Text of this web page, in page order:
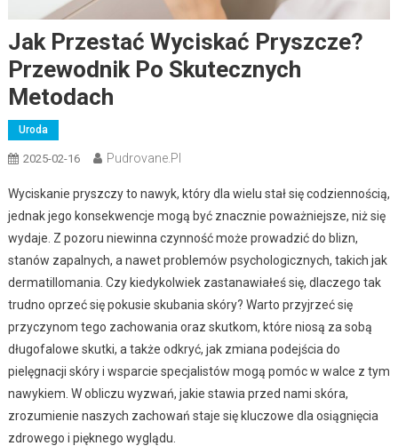
Jak Przestać Wyciskać Pryszcze?
Przewodnik Po Skutecznych
Metodach
Uroda
2025-02-16 Pudrovane.pl
Wyciskanie pryszczy to nawyk, który dla wielu stał się codziennością,
jednak jego konsekwencje mogą być znacznie poważniejsze, niż się
wydaje. Z pozoru niewinna czynność może prowadzić do blizn,
stanów zapalnych, a nawet problemów psychologicznych, takich jak
dermatillomania. Czy kiedykolwiek zastanawiałeś się, dlaczego tak
trudno oprzeć się pokusie skubania skóry? Warto przyjrzeć się
przyczynom tego zachowania oraz skutkom, które niosą za sobą
długofalowe skutki, a także odkryć, jak zmiana podejścia do
pielęgnacji skóry i wsparcie specjalistów mogą pomóc w walce z tym
nawykiem. W obliczu wyzwań, jakie stawia przed nami skóra,
zrozumienie naszych zachowań staje się kluczowe dla osiągnięcia
zdrowego i pięknego wyglądu.